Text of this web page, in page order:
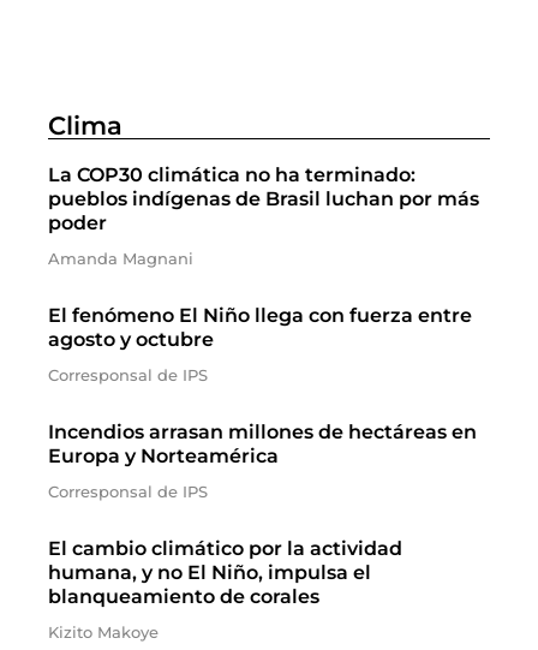
Clima
La COP30 climática no ha terminado:
pueblos indígenas de Brasil luchan por más
poder
Amanda Magnani
El fenómeno El Niño llega con fuerza entre
agosto y octubre
Corresponsal de IPS
Incendios arrasan millones de hectáreas en
Europa y Norteamérica
Corresponsal de IPS
El cambio climático por la actividad
humana, y no El Niño, impulsa el
blanqueamiento de corales
Kizito Makoye